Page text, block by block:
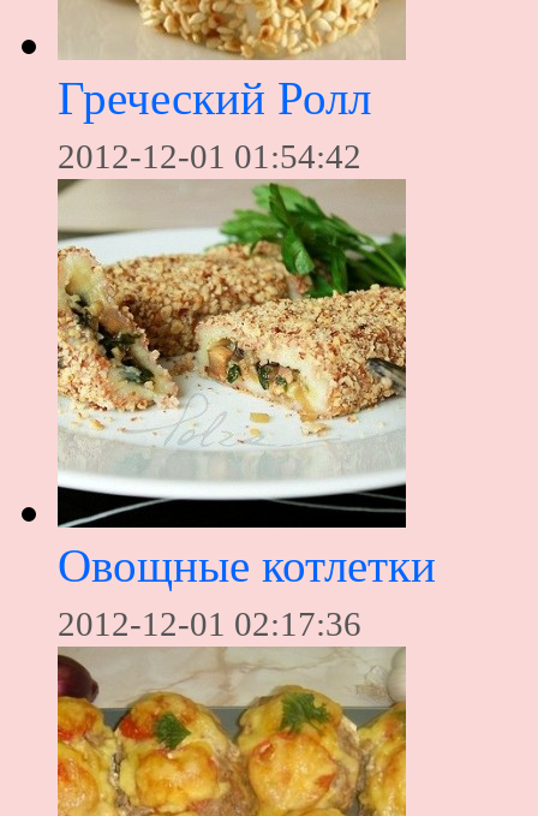
Греческий Ролл
2012-12-01 01:54:42
Овощные котлетки
2012-12-01 02:17:36